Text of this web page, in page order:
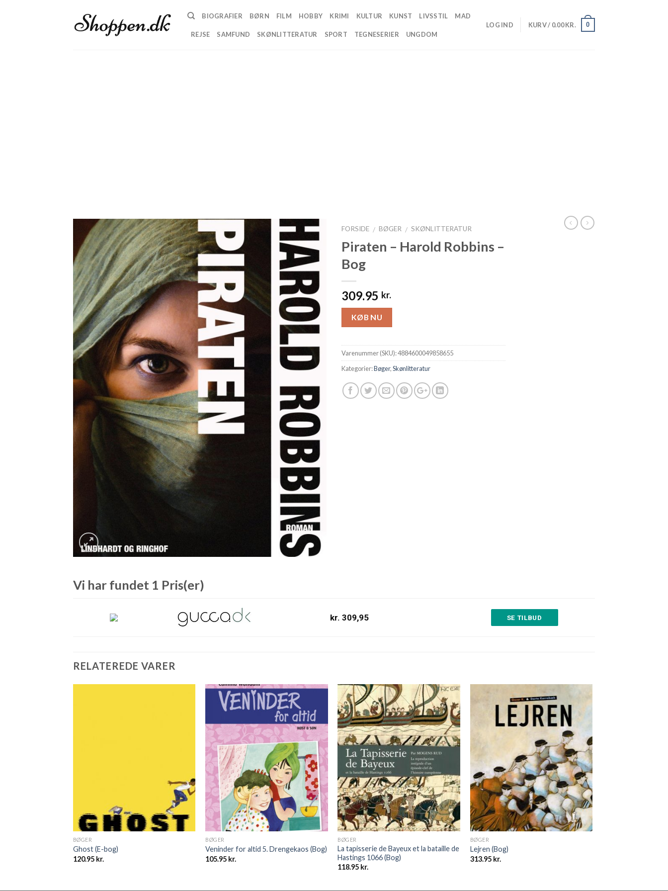
BIOGRAFIER BØRN FILM HOBBY KRIMI KULTUR KUNST LIVSSTIL MAD
REJSE SAMFUND SKØNLITTERATUR SPORT TEGNESERIER UNGDOM
LOG IND KURV / 0.00KR. 0
FORSIDE / BØGER / SKØNLITTERATUR
Piraten – Harold Robbins –
Bog
309.95 kr.
KØB NU
Varenummer (SKU):4884600049858655
Kategorier:Bøger,Skønlitteratur
Vi har fundet 1 Pris(er)
kr. 309,95 SE TILBUD
RELATEREDE VARER
BØGER
Ghost (E-bog)
120.95 kr.
BØGER
Veninder for altid 5. Drengekaos (Bog)
105.95 kr.
BØGER
La tapisserie de Bayeux et la bataille de
Hastings 1066 (Bog)
118.95 kr.
BØGER
Lejren (Bog)
313.95 kr.